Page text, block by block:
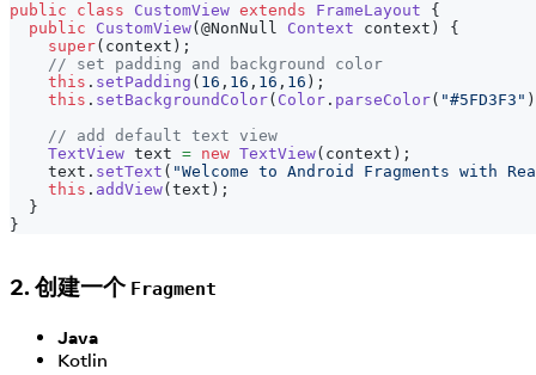
public
class CustomView extends FrameLayout
{
public
CustomView( @NonNull Context context )
{
super( context ) ;
// set padding and background color
this . setPadding ( 16 , 16 , 16 , 16 ) ;
this . setBackgroundColor( Color . parseColor( "#5FD3F3" )
// add default text view
TextView text = new TextView( context ) ;
    text
. setText ( "Welcome to Android Fragments with
this . addView( text ) ;
}
}
2. 创建一个 Fragment
Java
Kotlin